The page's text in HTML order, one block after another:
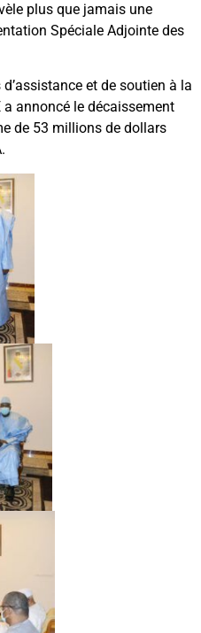
plus que jamais une
Spéciale Adjointe des
et de soutien à la
a annoncé le décaissement
de 53 millions de dollars